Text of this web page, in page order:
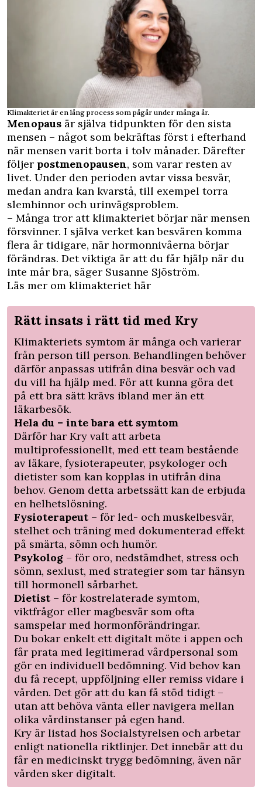
Klimakteriet är en lång process som pågår under många år.
Menopaus är själva tidpunkten för den sista
mensen – något som bekräftas först i efterhand
när mensen varit borta i tolv månader. Därefter
följer postmenopausen, som varar resten av
livet. Under den perioden avtar vissa besvär,
medan andra kan kvarstå, till exempel torra
slemhinnor och urinvägsproblem.
– Många tror att klimakteriet börjar när mensen
försvinner. I själva verket kan besvären komma
flera år tidigare, när hormonnivåerna börjar
förändras. Det viktiga är att du får hjälp när du
inte mår bra, säger Susanne Sjöström.
Läs mer om klimakteriet här
Rätt insats i rätt tid med Kry
Klimakteriets symtom är många och varierar
från person till person. Behandlingen behöver
därför anpassas utifrån dina besvär och vad
du vill ha hjälp med. För att kunna göra det
på ett bra sätt krävs ibland mer än ett
läkarbesök.
Hela du – inte bara ett symtom
Därför har Kry valt att arbeta
multiprofessionellt, med ett team bestående
av läkare, fysioterapeuter, psykologer och
dietister som kan kopplas in utifrån dina
behov. Genom detta arbetssätt kan de erbjuda
en helhetslösning.
Fysioterapeut – för led- och muskelbesvär,
stelhet och träning med dokumenterad effekt
på smärta, sömn och humör.
Psykolog – för oro, nedstämdhet, stress och
sömn, sexlust, med strategier som tar hänsyn
till hormonell sårbarhet.
Dietist – för kostrelaterade symtom,
viktfrågor eller magbesvär som ofta
samspelar med hormonförändringar.
Du bokar enkelt ett digitalt möte i appen och
får prata med legitimerad vårdpersonal som
gör en individuell bedömning. Vid behov kan
du få recept, uppföljning eller remiss vidare i
vården. Det gör att du kan få stöd tidigt –
utan att behöva vänta eller navigera mellan
olika vårdinstanser på egen hand.
Kry är listad hos Socialstyrelsen och arbetar
enligt nationella riktlinjer. Det innebär att du
får en medicinskt trygg bedömning, även när
vården sker digitalt.